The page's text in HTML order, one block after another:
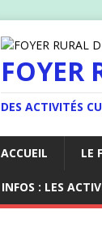
FOYER
DES ACTIVITÉS
ACCUEIL LE
INFOS : LES